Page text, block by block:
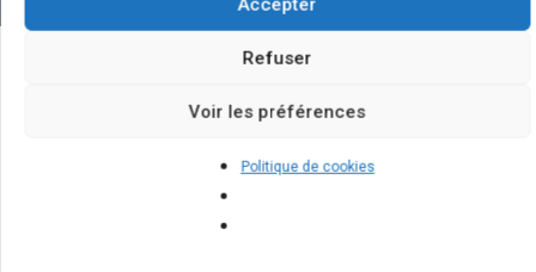
Refuser
Voir les préférences
Politique de cookies
Quelques infos sur nos centrales
solaires : questions et réponses